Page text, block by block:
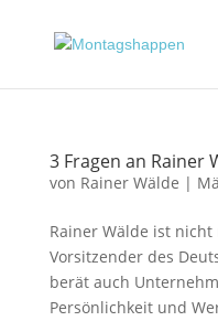
3 Fragen an Rainer
von Rainer Wälde |
Rainer Wälde ist
Vorsitzender des
berät auch
Persönlichkeit und